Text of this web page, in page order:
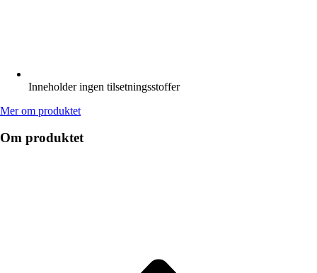
Inneholder ingen tilsetningsstoffer
Mer om produktet
Om produktet